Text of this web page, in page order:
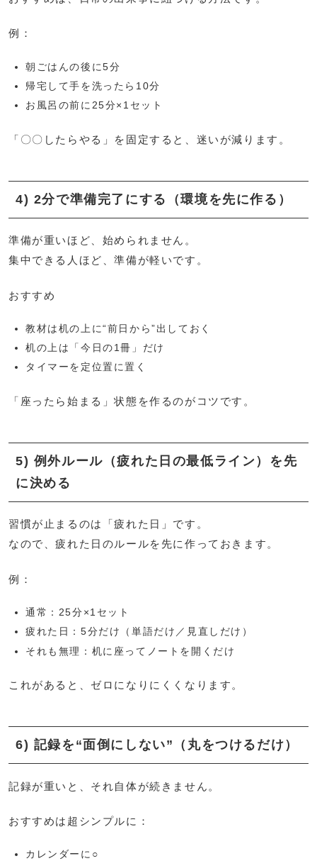
例：
朝ごはんの後に5分
帰宅して手を洗ったら10分
お風呂の前に25分×1セット
「〇〇したらやる」を固定すると、迷いが減ります。
4) 2分で準備完了にする（環境を先に作る）
準備が重いほど、始められません。
集中できる人ほど、準備が軽いです。
おすすめ
教材は机の上に“前日から”出しておく
机の上は「今日の1冊」だけ
タイマーを定位置に置く
「座ったら始まる」状態を作るのがコツです。
5) 例外ルール（疲れた日の最低ライン）を先
に決める
習慣が止まるのは「疲れた日」です。
なので、疲れた日のルールを先に作っておきます。
例：
通常：25分×1セット
疲れた日：5分だけ（単語だけ／見直しだけ）
それも無理：机に座ってノートを開くだけ
これがあると、ゼロになりにくくなります。
6) 記録を“面倒にしない”（丸をつけるだけ）
記録が重いと、それ自体が続きません。
おすすめは超シンプルに：
カレンダーに○